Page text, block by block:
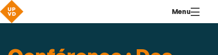
contenu
Menu